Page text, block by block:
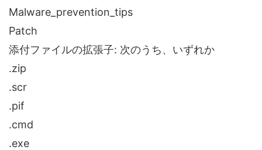
Malware_prevention_tips
Patch
添付ファイルの拡張子: 次のうち、いずれか
.zip
.scr
.pif
.cmd
.exe